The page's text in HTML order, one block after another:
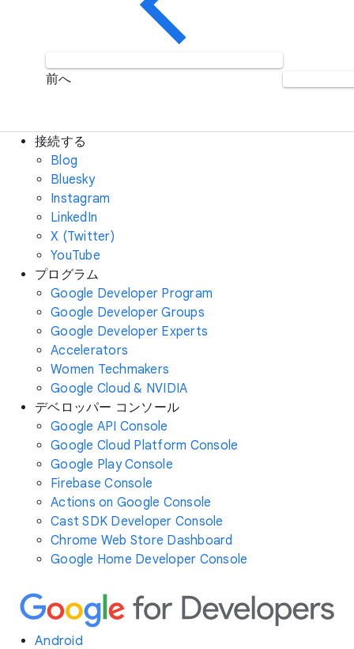
前へ
接続する
Blog
Bluesky
Instagram
LinkedIn
X (Twitter)
YouTube
プログラム
Google Developer Program
Google Developer Groups
Google Developer Experts
Accelerators
Women Techmakers
Google Cloud & NVIDIA
デベロッパー コンソール
Google API Console
Google Cloud Platform Console
Google Play Console
Firebase Console
Actions on Google Console
Cast SDK Developer Console
Chrome Web Store Dashboard
Google Home Developer Console
Android